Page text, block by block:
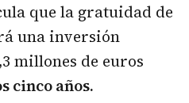
que la gratuidad de
una inversión
millones de euros
cinco años.